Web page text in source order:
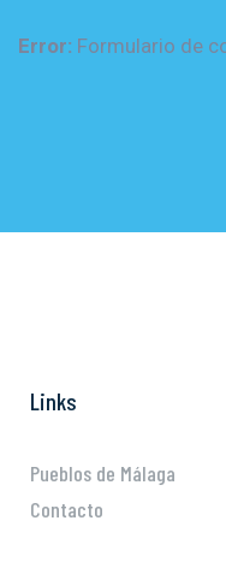
Error: Formulario de
Links
Pueblos de Málaga
Contacto